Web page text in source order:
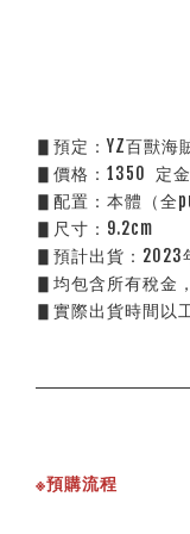
▋預定：YZ百獸海
▋價格：1350  定
▋配置：本體（全
▋尺寸：9.2cm
▋預計出貨：2023
▋均包含所有稅金
▋實際出貨時間以
※預購流程